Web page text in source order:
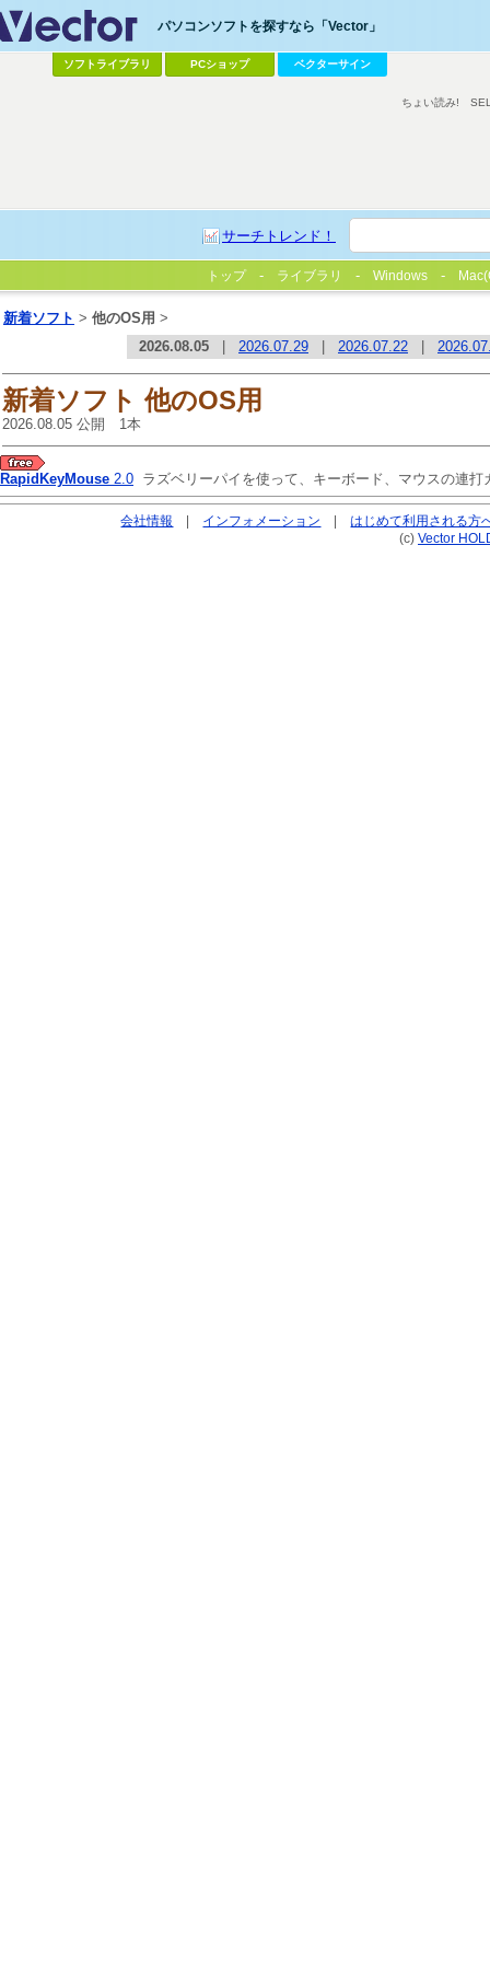
パソコンソフトを探すなら「Vector」
ソフトライブラリ PCショップ ベクターサイン
サーチトレンド！
ちょい読み!
トップ ライブラリ Windows
新着ソフト > 他のOS用 >
2026.08.05
2026.07.29 2026.07.22
新着ソフト 他のOS用
2026.08.05 公開 1本
RapidKeyMouse 2.0 ラズベリーパイを使って、キーボード、マウスの連
会社情報 | インフォメーション |はじめて利用される方
(c) Vector